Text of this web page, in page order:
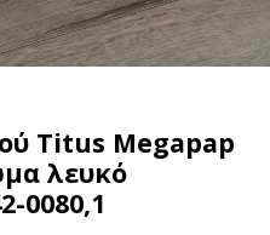
Titus Megapap
λευκό
0080,1